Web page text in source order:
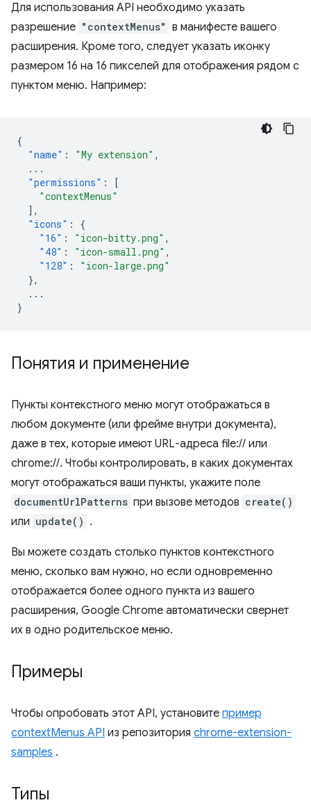
Для использования API необходимо указать
разрешение "contextMenus" в манифесте вашего
расширения. Кроме того, следует указать иконку
размером 16 на 16 пикселей для отображения рядом с
пунктом меню. Например:
{
"name" : "My extension" ,
...
"permissions" :
[
"contextMenus"
],
"icons" :
{
"16" : "icon-bitty.png" ,
"48" : "icon-small.png" ,
"128" :
"icon-large.png"
},
...
}
Понятия и применение
Пункты контекстного меню могут отображаться в
любом документе (или фрейме внутри документа),
даже в тех, которые имеют URL-адреса file:// или
chrome://. Чтобы контролировать, в каких документах
могут отображаться ваши пункты, укажите поле
documentUrlPatterns при вызове методов create()
или update() .
Вы можете создать столько пунктов контекстного
меню, сколько вам нужно, но если одновременно
отображается более одного пункта из вашего
расширения, Google Chrome автоматически свернет
их в одно родительское меню.
Примеры
Чтобы опробовать этот API, установите пример
contextMenus API из репозитория chrome-extension-
samples .
Типы